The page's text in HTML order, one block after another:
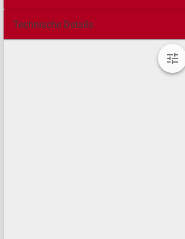
Technische Details